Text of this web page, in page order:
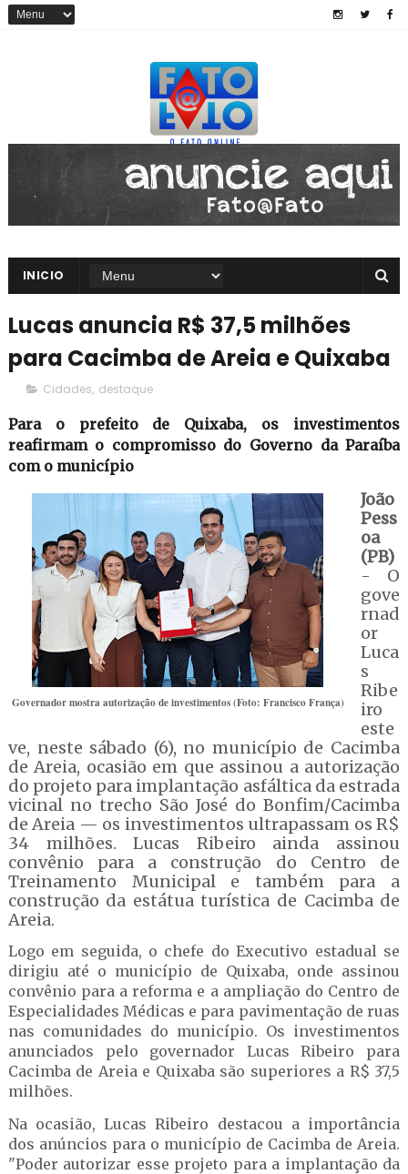
INICIO
Lucas anuncia R$ 37,5 milhões
para Cacimba de Areia e Quixaba
Cidades, destaque
Para o prefeito de Quixaba, os investimentos
reafirmam o compromisso do Governo da Paraíba
com o município
Governador mostra autorização de investimentos (Foto: Francisco França)
João
Pess
oa
(PB)
- O
gove
rnad
or
Luca
s
Ribe
iro
este
ve, neste sábado (6), no município de Cacimba
de Areia, ocasião em que assinou a autorização
do projeto para implantação asfáltica da estrada
vicinal no trecho São José do Bonfim/Cacimba
de Areia — os investimentos ultrapassam os R$
34 milhões. Lucas Ribeiro ainda assinou
convênio para a construção do Centro de
Treinamento Municipal e também para a
construção da estátua turística de Cacimba de
Areia.
Logo em seguida, o chefe do Executivo estadual se
dirigiu até o município de Quixaba, onde assinou
convênio para a reforma e a ampliação do Centro de
Especialidades Médicas e para pavimentação de ruas
nas comunidades do município. Os investimentos
anunciados pelo governador Lucas Ribeiro para
Cacimba de Areia e Quixaba são superiores a R$ 37,5
milhões.
Na ocasião, Lucas Ribeiro destacou a importância
dos anúncios para o município de Cacimba de Areia.
"Poder autorizar esse projeto para a implantação da